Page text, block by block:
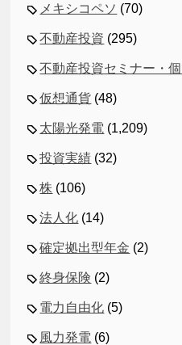
メキシコペソ (70)
不動産投資 (295)
不動産投資セミナー・
仮想通貨 (48)
太陽光発電 (1,209)
投資実績 (32)
株 (106)
法人化 (14)
確定拠出型年金 (2)
終身保険 (2)
電力自由化 (5)
風力発電 (6)